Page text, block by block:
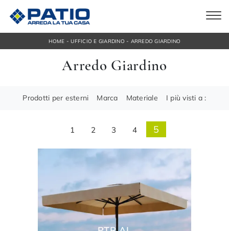
HOME -UFFICIO E GIARDINO - ARREDO GIARDINO
Arredo Giardino
Prodotti per esterni Marca Materiale I più visti a :
1 2 3 4 5